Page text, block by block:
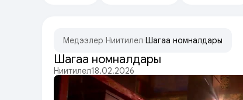
Медээлер Ниитилел Шагаа номналдары
Шагаа номналдары
Ниитилел18.02.2026